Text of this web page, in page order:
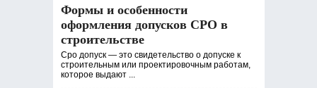
Формы и особенности
оформления допусков СРО в
строительстве
Сро допуск — это свидетельство о допуске к
строительным или проектировочным работам,
которое выдают ...